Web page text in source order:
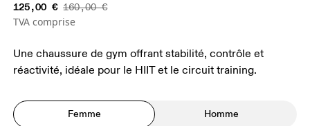
125,00 € 160,00 €
TVA comprise
Une chaussure de gym offrant stabilité, contrôle et
réactivité, idéale pour le HIIT et le circuit training.
Femme Homme